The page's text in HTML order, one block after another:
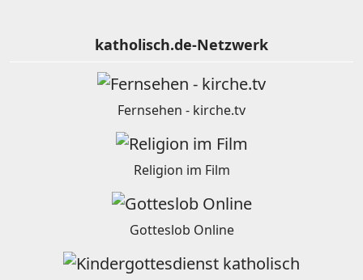
katholisch.de-Netzwerk
Fernsehen - kirche.tv
Religion im Film
Gotteslob Online